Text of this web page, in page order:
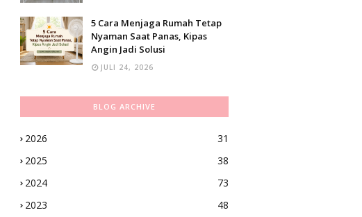
5 Cara Menjaga Rumah Tetap
Nyaman Saat Panas, Kipas
Angin Jadi Solusi
JULI 24, 2026
BLOG ARCHIVE
2026
31
2025
38
2024
73
2023
48